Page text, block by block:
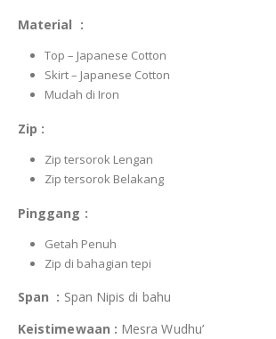
Material :
Top – Japanese Cotton
Skirt – Japanese Cotton
Mudah di Iron
Zip :
Zip tersorok Lengan
Zip tersorok Belakang
Pinggang :
Getah Penuh
Zip di bahagian tepi
Span : Span Nipis di bahu
Keistimewaan : Mesra Wudhu’